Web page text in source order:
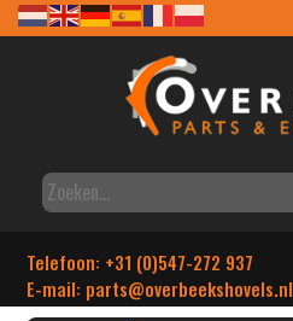
Telefoon: +31 (0)547-272 937
E-mail: parts@overbeekshovels.nl